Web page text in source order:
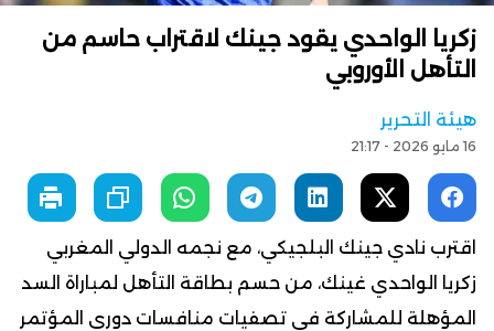
زكريا الواحدي يقود جينك لاقتراب حاسم من
التأهل الأوروبي
هيئة التحرير
16 مايو 2026 - 21:17
اقترب نادي جينك البلجيكي، مع نجمه الدولي المغربي
زكريا الواحدي غينك، من حسم بطاقة التأهل لمباراة السد
المؤهلة للمشاركة في تصفيات منافسات دوري المؤتمر